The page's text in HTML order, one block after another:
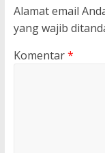
Alamat email
yang wajib
Komentar*